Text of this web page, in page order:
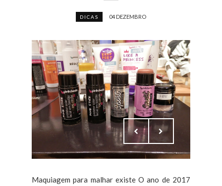
DICAS 04 DEZEMBRO
Maquiagem para malhar existe O ano de 2017